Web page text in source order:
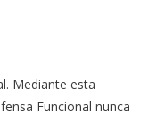
Mediante esta
Funcional nunca